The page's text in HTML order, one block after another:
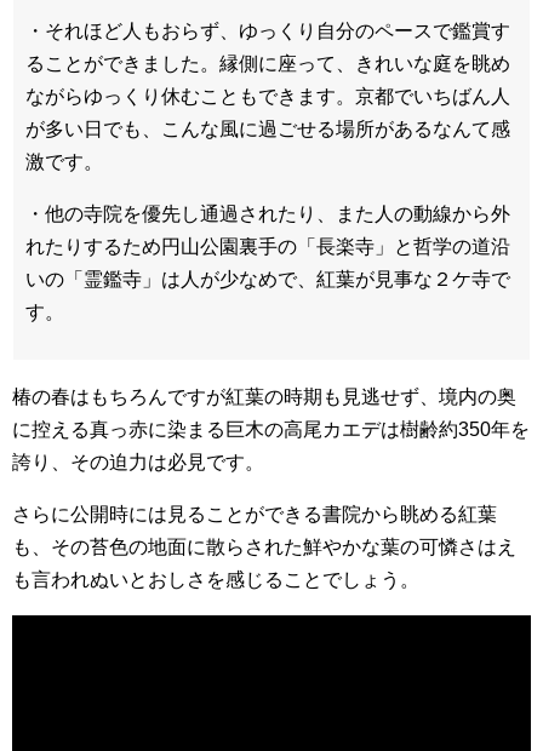
・それほど人もおらず、ゆっくり自分のペースで鑑賞す
ることができました。縁側に座って、きれいな庭を眺め
ながらゆっくり休むこともできます。京都でいちばん人
が多い日でも、こんな風に過ごせる場所があるなんて感
激です。
・他の寺院を優先し通過されたり、また人の動線から外
れたりするため円山公園裏手の「長楽寺」と哲学の道沿
いの「霊鑑寺」は人が少なめで、紅葉が見事な２ケ寺で
す。
椿の春はもちろんですが紅葉の時期も見逃せず、境内の奥
に控える真っ赤に染まる巨木の高尾カエデは樹齢約350年を
誇り、その迫力は必見です。
さらに公開時には見ることができる書院から眺める紅葉
も、その苔色の地面に散らされた鮮やかな葉の可憐さはえ
も言われぬいとおしさを感じることでしょう。